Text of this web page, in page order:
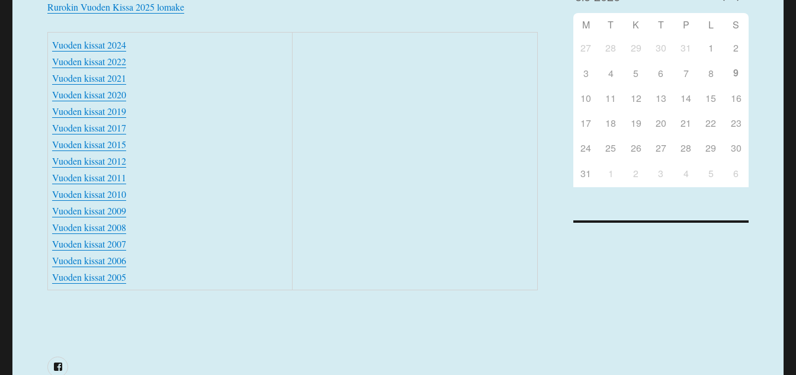
Rurokin Vuoden Kissa 2025 lomake
Vuoden kissat 2024
Vuoden kissat 2022
Vuoden kissat 2021
Vuoden kissat 2020
Vuoden kissat 2019
Vuoden kissat 2017
Vuoden kissat 2015
Vuoden kissat 2012
Vuoden kissat 2011
Vuoden kissat 2010
Vuoden kissat 2009
Vuoden kissat 2008
Vuoden kissat 2007
Vuoden kissat 2006
Vuoden kissat 2005
M T K T P L
S
27
28 29 30 31 1
2
3
4 5 6 7 8
9
10
11 12 13 14 15
16
17
18 19 20 21 22
23
24
25 26 27 28 29
30
31
1 2 3 4 5 6
Facebook